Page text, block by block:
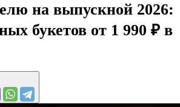
на выпускной 2026:
букетов от 1 990 ₽ в